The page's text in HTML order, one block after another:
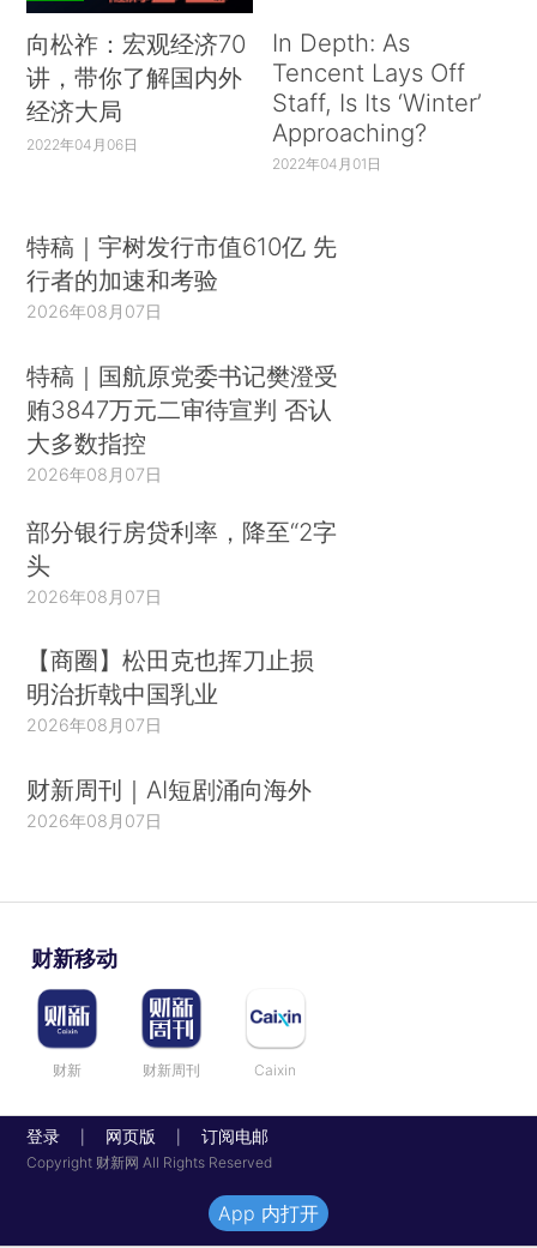
向松祚：宏观经济70
讲，带你了解国内外
经济大局
2022年04月06日
In Depth: As
Tencent Lays Off
Staff, Is Its ‘Winter’
Approaching?
2022年04月01日
特稿｜宇树发行市值610亿 先
行者的加速和考验
2026年08月07日
特稿｜国航原党委书记樊澄受
贿3847万元二审待宣判 否认
大多数指控
2026年08月07日
部分银行房贷利率，降至“2字
头
2026年08月07日
【商圈】松田克也挥刀止损
明治折戟中国乳业
2026年08月07日
财新周刊｜AI短剧涌向海外
2026年08月07日
财新移动
财新 财新周刊 Caixin
登录 网页版 订阅电邮
Copyright 财新网 All Rights Reserved
App 内打开